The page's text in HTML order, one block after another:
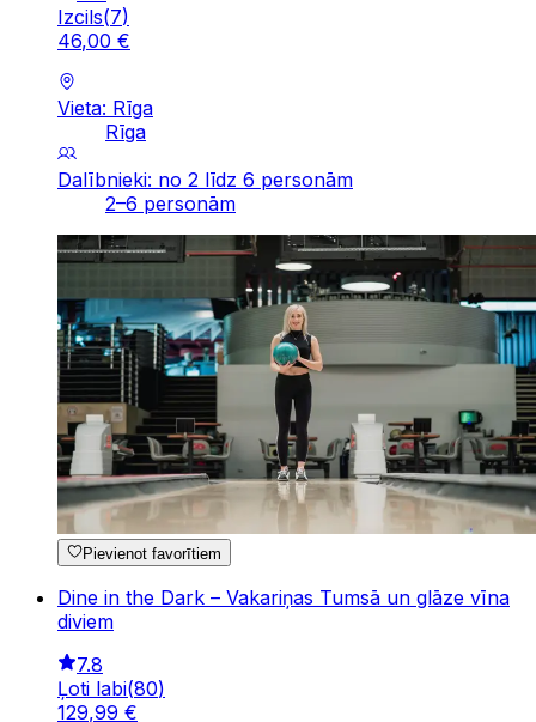
Izcils(7)
46,00 €
Vieta: Rīga
Rīga
Dalībnieki: no 2 līdz 6 personām
2–6 personām
Pievienot favorītiem
Dine in the Dark – Vakariņas Tumsā un glāze vīna
diviem
7.8
Ļoti labi(80)
129,99 €